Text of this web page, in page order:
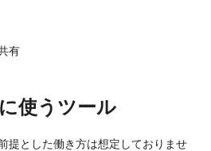
有
使うツール
提とした働き方は想定しておりませ